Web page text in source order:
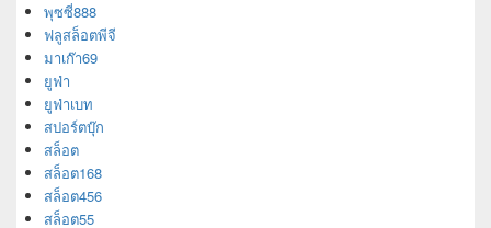
พุซซี่888
ฟลูสล็อตพีจี
มาเก๊า69
ยูฟ่า
ยูฟ่าเบท
สปอร์ตบุ๊ก
สล็อต
สล็อต168
สล็อต456
สล็อต55